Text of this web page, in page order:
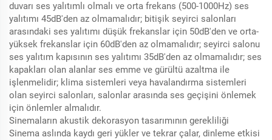
duvarı ses yalıtımlı olmalı ve orta frekans (500-1000Hz) ses
yalıtımı 45dB'den az olmamalıdır; bitişik seyirci salonları
arasındaki ses yalıtımı düşük frekanslar için 50dB'den ve orta-
yüksek frekanslar için 60dB'den az olmamalıdır; seyirci salonu
ses yalıtım kapısının ses yalıtımı 35dB'den az olmamalıdır; ses
kapakları olan alanlar ses emme ve gürültü azaltma ile
işlenmelidir; klima sistemleri veya havalandırma sistemleri
olan seyirci salonları, salonlar arasında ses geçişini önlemek
için önlemler almalıdır.
Sinemaların akustik dekorasyon tasarımının gerekliliği
Sinema aslında kaydı geri yükler ve tekrar çalar, dinleme etkisi